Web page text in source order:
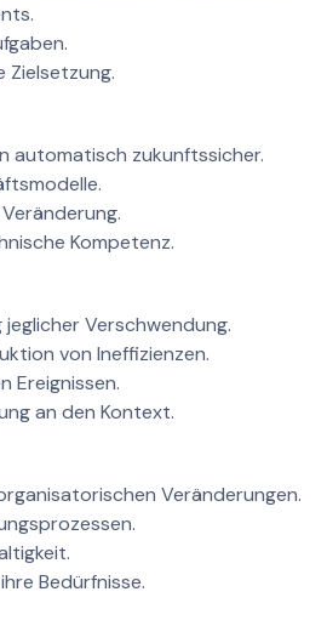
Zielsetzung.
automatisch zukunftssicher.
Kompetenz.
Verschwendung.
von Ineffizienzen.
Ereignissen.
an den Kontext.
Veränderungen.
Bedürfnisse.